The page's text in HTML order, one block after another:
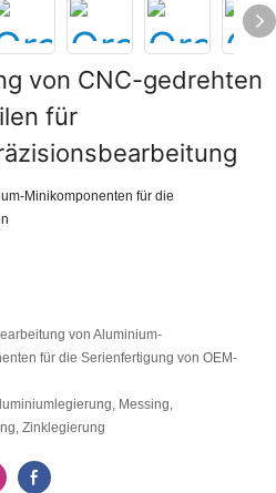
von CNC-gedrehten
für
Minikomponenten für die
von Aluminium-
für die Serienfertigung von OEM-
Messing,
Zinklegierung